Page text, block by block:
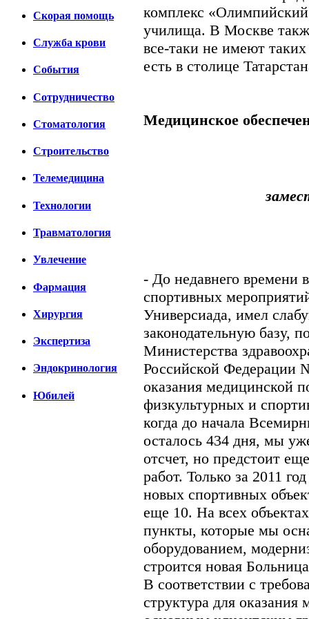
Скорая помощь
Cлужба крови
События
Сотрудничество
Стоматология
Строительство
Телемедицина
Технологии
Травматология
Увлечение
Фармация
Хирургия
Экспертиза
Эндокринология
Юбилей
комплекс
училища. В Москве
все-таки не имеют
есть в столице
Медицинское
- До недавнего времени
спортивных
Универсиада, имел
законодательную базу,
Министерства
Российской Федерации
оказания медицинской
физкультурных и
когда до начала
осталось 434 дня, мы
отсчет, но предстоит
работ. Только за 2011
новых спортивных
еще 10. На всех
пункты, которые мы
оборудованием,
строится новая
В соответствии с
структура для